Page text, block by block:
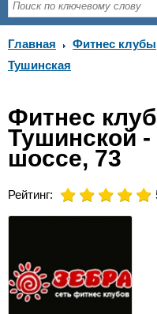
Главная Фитнес клубы
Тушинская
Фитнес
Тушинской
шоссе, 73
Рейтинг: on